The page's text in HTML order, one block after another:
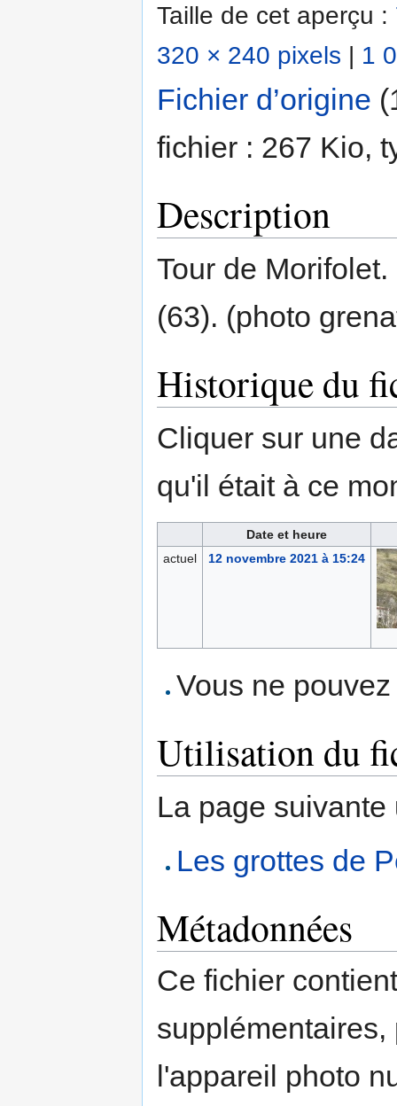
Taille de cet aperçu :
320 × 240 pixels | 1
Fichier d’origine
fichier : 267 Kio,
Description
Tour de
(63). (photo
Historique du
Cliquer sur une
qu'il était à ce
Date et heure
actuel
12 novembre 2021 à 15:24
Vous ne
Utilisation du
La page
Les grottes de
Métadonnées
Ce fichier
l'appareil photo